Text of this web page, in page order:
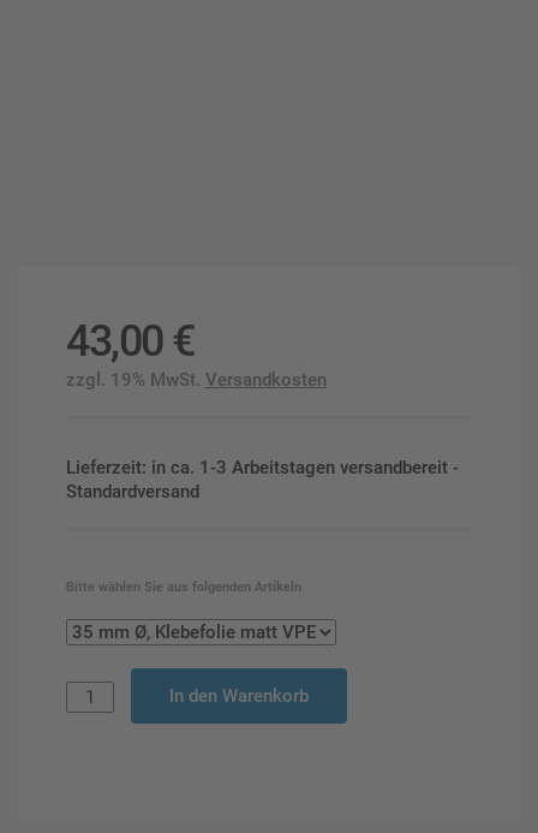
43,00 €
zzgl. 19% MwSt. Versandkosten
Lieferzeit: in ca. 1-3 Arbeitstagen versandbereit -
Standardversand
Bitte wählen Sie aus folgenden Artikeln
In den Warenkorb